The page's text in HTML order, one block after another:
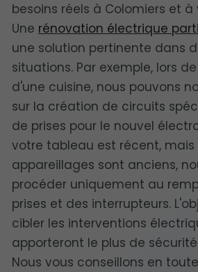
besoins réels à Colomiers et
Une rénovation électrique
une solution pertinente dans
situations. Par exemple, lors
d'une cuisine, nous pouvons
sur la création de circuits
de prises pour le nouvel
votre tableau est récent, mais
appareillages sont anciens,
procéder uniquement au
prises et des interrupteurs.
cibler les interventions
apporteront le plus de
Nous vous conseillons en